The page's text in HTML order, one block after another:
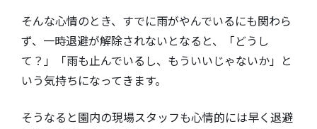
そんな心情のとき、すでに雨がやんでいるにも関わら
ず、一時退避が解除されないとなると、「どうし
て？」「雨も止んでいるし、もういいじゃないか」と
いう気持ちになってきます。
そうなると園内の現場スタッフも心情的には早く退避